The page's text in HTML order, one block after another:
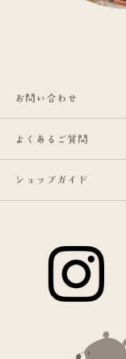
お問い合わせ
よくあるご質問
ショップガイド